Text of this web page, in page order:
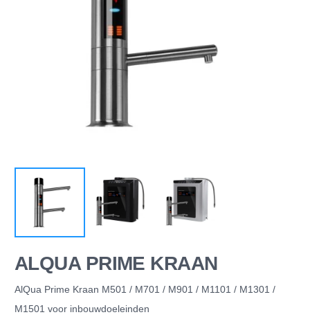
ALQUA PRIME KRAAN
AlQua Prime Kraan M501 / M701 / M901 / M1101 / M1301 /
M1501 voor inbouwdoeleinden